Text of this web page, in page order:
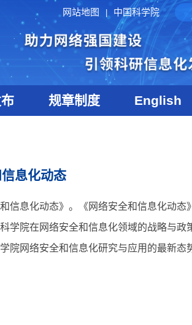
网站地图 中国科学院
规章制度 English
息化动态
息化动态》。《网络安全和信息化动态
院在网络安全和信息化领域的战略与政
院网络安全和信息化研究与应用的最新态